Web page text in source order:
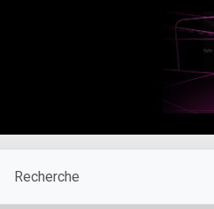
Recherche